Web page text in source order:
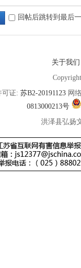
回帖后跳转到最后
关于我们
可证: 苏B2-20191123 网
0813000213号
洪泽县弘扬